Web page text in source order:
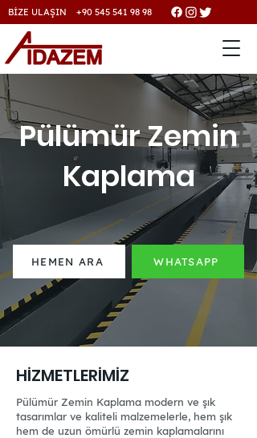
BİZE ULAŞIN +90 545 541 98 98
Pülümür Zemin
Kaplama
HEMEN ARA WHATSAPP
HİZMETLERİMİZ
Pülümür Zemin Kaplama modern ve şık
tasarımlar ve kaliteli malzemelerle, hem şık
hem de uzun ömürlü zemin kaplamalarını